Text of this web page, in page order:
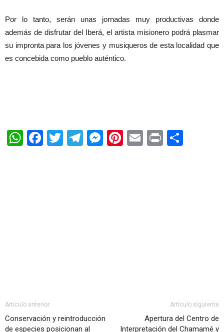
Por lo tanto, serán unas jornadas muy productivas donde
además de disfrutar del Iberá, el artista misionero podrá plasmar
su impronta para los jóvenes y musiqueros de esta localidad que
es concebida como pueblo auténtico.
WhatsApp
Facebook
TwitterTelegram
Messenger
Pinterest
EmailPrint
Artículo anterior
Conservación y reintroducción
de especies posicionan al
Artículo siguiente
Apertura del Centro de
Interpretación del Chamamé y